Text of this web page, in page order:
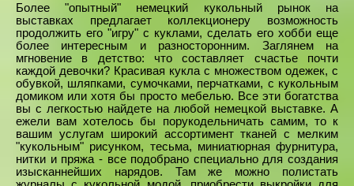
Более "опытный" немецкий кукольный рынок на
выставках предлагает коллекционеру возможность
продолжить его "игру" с куклами, сделать его хобби еще
более интересным и разносторонним. Заглянем на
мгновение в детство: что составляет счастье почти
каждой девочки? Красивая кукла с множеством одежек, с
обувкой, шляпками, сумочками, перчатками, с кукольным
домиком или хотя бы просто мебелью. Все эти богатства
вы с легкостью найдете на любой немецкой выставке. А
ежели вам хотелось бы порукодельничать самим, то к
вашим услугам широкий ассортимент тканей с мелким
"кукольным" рисунком, тесьма, миниатюрная фурнитура,
нитки и пряжа - все подобрано специально для создания
изысканнейших нарядов. Там же можно полистать